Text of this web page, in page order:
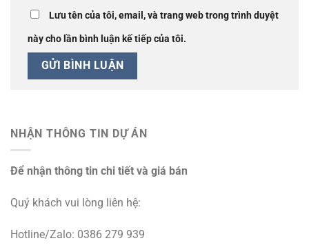
Lưu tên của tôi, email, và trang web trong trình duyệt
này cho lần bình luận kế tiếp của tôi.
NHẬN THÔNG TIN DỰ ÁN
Để nhận thông tin chi tiết và giá bán
Quý khách vui lòng liên hệ:
Hotline/Zalo: 0386 279 939